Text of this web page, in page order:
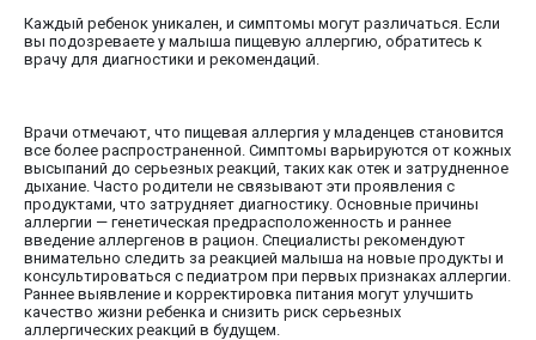
Каждый ребенок уникален, и симптомы могут различаться. Если
вы подозреваете у малыша пищевую аллергию, обратитесь к
врачу для диагностики и рекомендаций.
Врачи отмечают, что пищевая аллергия у младенцев становится
все более распространенной. Симптомы варьируются от кожных
высыпаний до серьезных реакций, таких как отек и затрудненное
дыхание. Часто родители не связывают эти проявления с
продуктами, что затрудняет диагностику. Основные причины
аллергии — генетическая предрасположенность и раннее
введение аллергенов в рацион. Специалисты рекомендуют
внимательно следить за реакцией малыша на новые продукты и
консультироваться с педиатром при первых признаках аллергии.
Раннее выявление и корректировка питания могут улучшить
качество жизни ребенка и снизить риск серьезных
аллергических реакций в будущем.